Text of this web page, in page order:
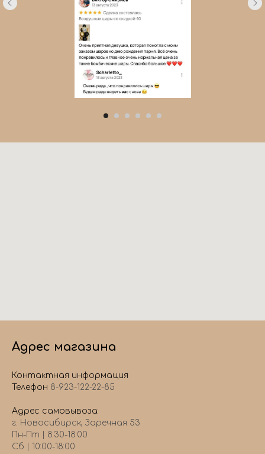
Адрес магазина
Контактная информация
Телефон 8-923-122-22-85
Адрес самовывоза:
г. Новосибирск, Заречная 53
Пн-Пт | 8:30-18:00
Сб | 10:00-18:00